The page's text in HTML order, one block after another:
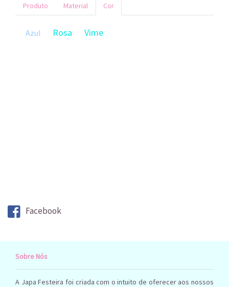
Produto Material Cor
Azul Rosa Vime
Facebook
Sobre Nós
A Japa Festeira foi criada com o intuito de oferecer aos nossos